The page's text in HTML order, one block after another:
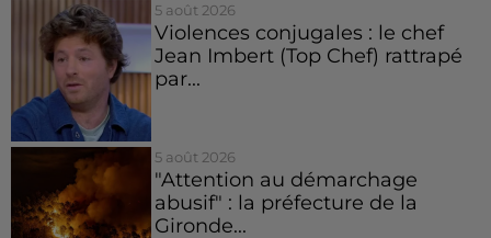
5 août 2026
Violences conjugales : le chef
Jean Imbert (Top Chef) rattrapé
par...
5 août 2026
"Attention au démarchage
abusif" : la préfecture de la
Gironde...